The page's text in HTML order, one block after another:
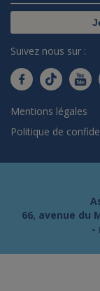
Suivez nous sur :
Mentions légales
Politique de
66, avenue du
-